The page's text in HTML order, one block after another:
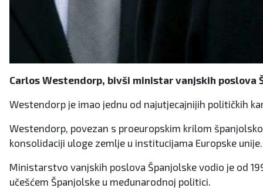
Carlos Westendorp, bivši ministar vanjskih
Westendorp je imao jednu od najutjecajnijih političkih
Westendorp, povezan s proeuropskim krilom
konsolidaciji uloge zemlje u institucijama Europske unije.
Ministarstvo vanjskih poslova Španjolske vodio je od
učešćem Španjolske u međunarodnoj politici.